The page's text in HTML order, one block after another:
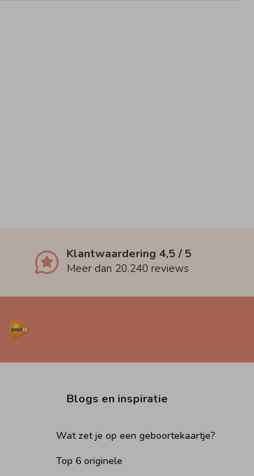
Klantwaardering 4,5 / 5
Meer dan 20.240 reviews
Blogs en inspiratie
Wat zet je op een geboortekaartje?
Top 6 originele